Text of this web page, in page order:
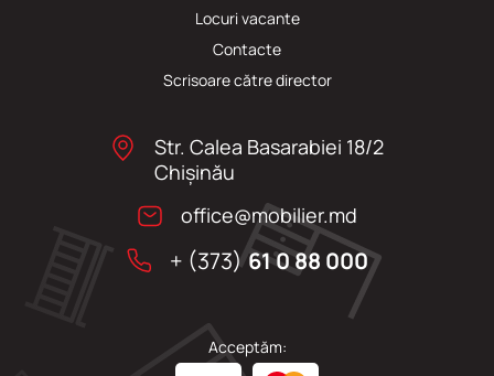
Locuri vacante
Сontacte
Scrisoare către director
Str. Calea Basarabiei 18/2
Chişinău
office@mobilier.md
+ (373)61 0 88 000
Acceptăm: